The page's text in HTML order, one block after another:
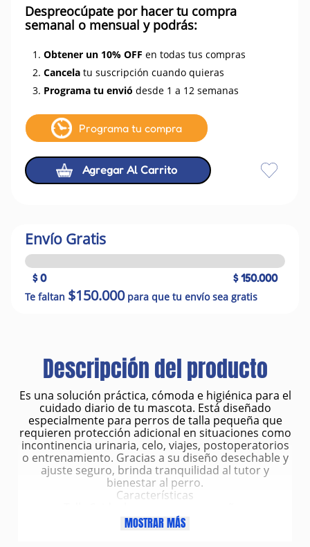
Despreocúpate por hacer tu compra
semanal o mensual y podrás:
1. Obtener un 10% OFF en todas tus compras
2. Cancela tu suscripción cuando quieras
3. Programa tu envió desde 1 a 12 semanas
Programa tu compra
Agregar Al Carrito
Envío Gratis
$ 0 $ 150.000
Te faltan $150.000para que tu envío sea gratis
Descripción del producto
Es una solución práctica, cómoda e higiénica para el
cuidado diario de tu mascota. Está diseñado
especialmente para perros de talla pequeña que
requieren protección adicional en situaciones como
incontinencia urinaria, celo, viajes, postoperatorios
o entrenamiento. Gracias a su diseño desechable y
ajuste seguro, brinda tranquilidad al tutor y
bienestar al perro.
Características
Pañales desechables de un solo uso
Paquete con 10 unidades
MOSTRAR MÁS